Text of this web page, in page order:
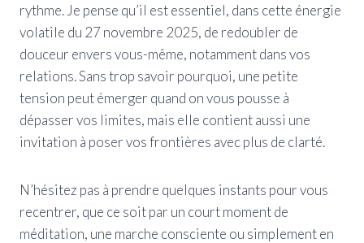
rythme. Je pense qu’il est essentiel, dans cette énergie
volatile du 27 novembre 2025, de redoubler de
douceur envers vous-même, notamment dans vos
relations. Sans trop savoir pourquoi, une petite
tension peut émerger quand on vous pousse à
dépasser vos limites, mais elle contient aussi une
invitation à poser vos frontières avec plus de clarté.
N’hésitez pas à prendre quelques instants pour vous
recentrer, que ce soit par un court moment de
méditation, une marche consciente ou simplement en